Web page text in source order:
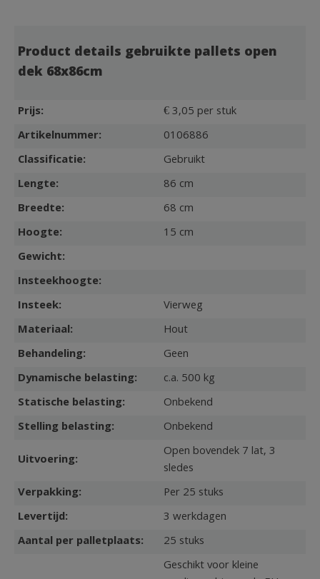
Product details gebruikte pallets open
dek 68x86cm
Prijs:
€ 3,05 per stuk
Artikelnummer:
0106886
Classificatie:
Gebruikt
Lengte:
86 cm
Breedte:
68 cm
Hoogte:
15 cm
Gewicht:
Insteekhoogte:
Insteek:
Vierweg
Materiaal:
Hout
Behandeling:
Geen
Dynamische belasting:
c.a. 500 kg
Statische belasting:
Onbekend
Stelling belasting:
Onbekend
Uitvoering:
Open bovendek 7 lat, 3
sledes
Verpakking:
Per 25 stuks
Levertijd:
3 werkdagen
Aantal per palletplaats:
25 stuks
Geschikt voor kleine